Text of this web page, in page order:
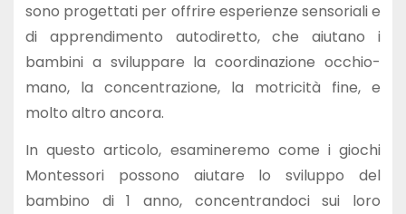
sono progettati per offrire esperienze sensoriali e
di apprendimento autodiretto, che aiutano i
bambini a sviluppare la coordinazione occhio-
mano, la concentrazione, la motricità fine, e
molto altro ancora.
In questo articolo, esamineremo come i giochi
Montessori possono aiutare lo sviluppo del
bambino di 1 anno, concentrandoci sui loro